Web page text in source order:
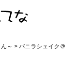
～ > バニラシェイク＠